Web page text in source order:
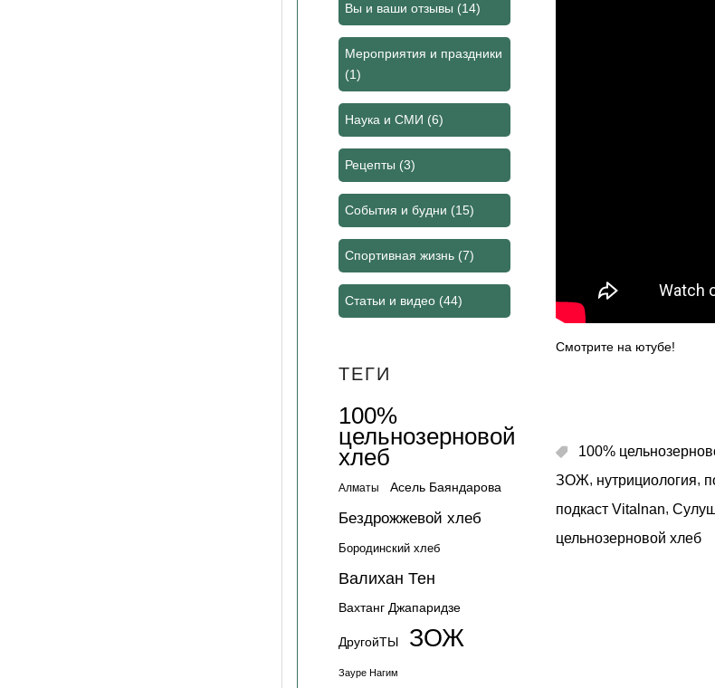
Смотрите на ютубе!
100%
ЗОЖ, нутрициология,
подкаст Vitalnan,
цельнозерновой хлеб
Вы и ваши отзывы (14)
Мероприятия и праздники
(1)
Наука и СМИ (6)
Рецепты (3)
События и будни (15)
Спортивная жизнь (7)
Статьи и видео (44)
ТЕГИ
100%
цельнозерновой
хлеб
Алматы Асель Баяндарова
Бездрожжевой хлеб
Бородинский хлеб
Валихан Тен
Вахтанг Джапаридзе
ДругойТЫ ЗОЖ
Зауре Нагим